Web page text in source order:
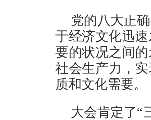
党的八大正
于经济文化迅
要的状况之间
社会生产力，
质和文化需要。
大会肯定了“